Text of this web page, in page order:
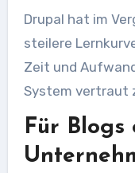
Drupal hat im
steilere
Zeit und
System vertraut
Für Blogs